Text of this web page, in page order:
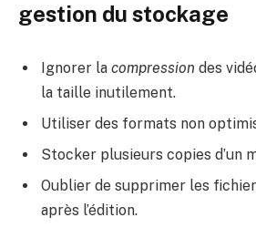
gestion du stockage
Ignorer la compression des
la taille inutilement.
Utiliser des formats non
Stocker plusieurs copies d’un
Oublier de supprimer les
après l’édition.